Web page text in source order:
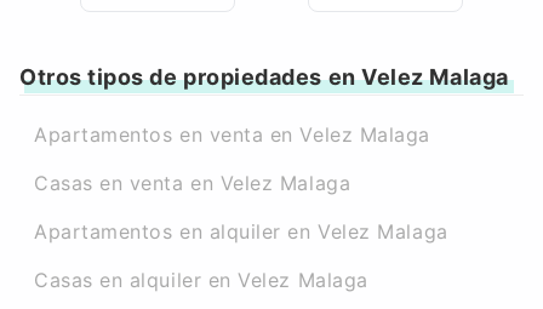
Otros tipos de propiedades en Velez Malaga
Apartamentos en venta en Velez Malaga
Casas en venta en Velez Malaga
Apartamentos en alquiler en Velez Malaga
Casas en alquiler en Velez Malaga